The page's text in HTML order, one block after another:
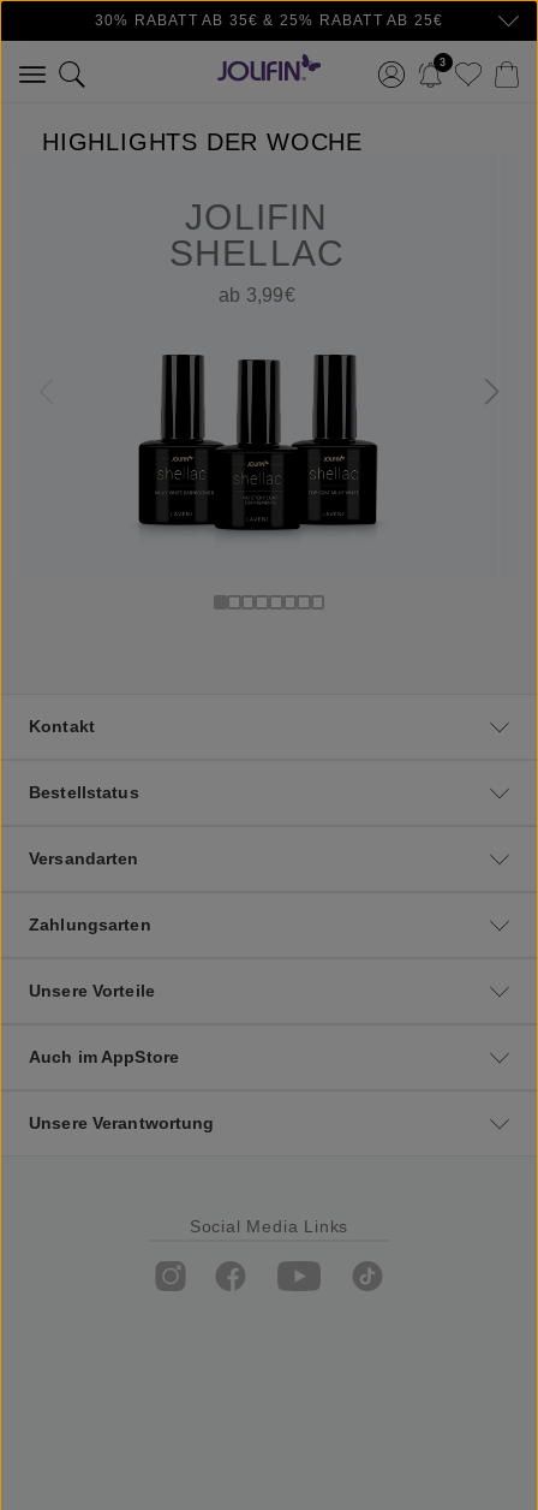
Zum Hauptinhalt springen
30% RABATT AB 35€ & 25% RABATT AB 25€
3
HIGHLIGHTS DER WOCHE
JOLIFIN
SHELLAC
ab 3,99€
Kontakt
Bestellstatus
Versandarten
Zahlungsarten
Unsere Vorteile
Auch im AppStore
Unsere Verantwortung
Social Media Links